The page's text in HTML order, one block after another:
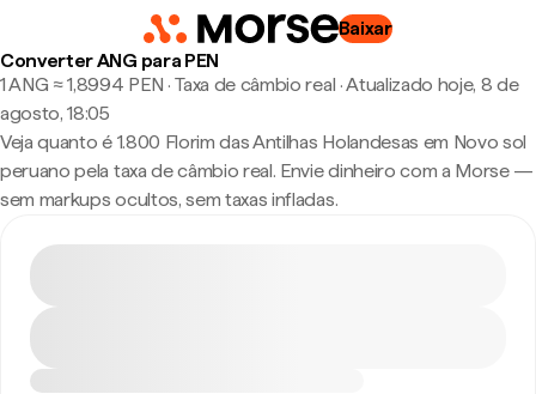
Baixar
Converter ANG para PEN
1 ANG ≈ 1,8994 PEN · Taxa de câmbio real ·Atualizado hoje, 8 de
agosto, 18:05
Veja quanto é 1.800 Florim das Antilhas Holandesas em Novo sol
peruano pela taxa de câmbio real. Envie dinheiro com a Morse —
sem markups ocultos, sem taxas infladas.